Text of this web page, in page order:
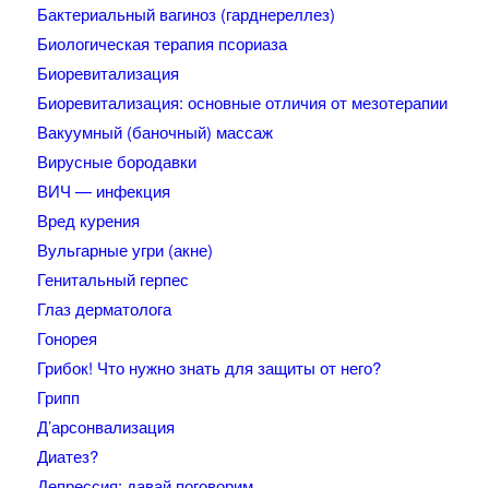
Бактериальный вагиноз (гарднереллез)
Биологическая терапия псориаза
Биоревитализация
Биоревитализация: основные отличия от мезотерапии
Вакуумный (баночный) массаж
Вирусные бородавки
ВИЧ — инфекция
Вред курения
Вульгарные угри (акне)
Генитальный герпес
Глаз дерматолога
Гонорея
Грибок! Что нужно знать для защиты от него?
Грипп
Д’арсонвализация
Диатез?